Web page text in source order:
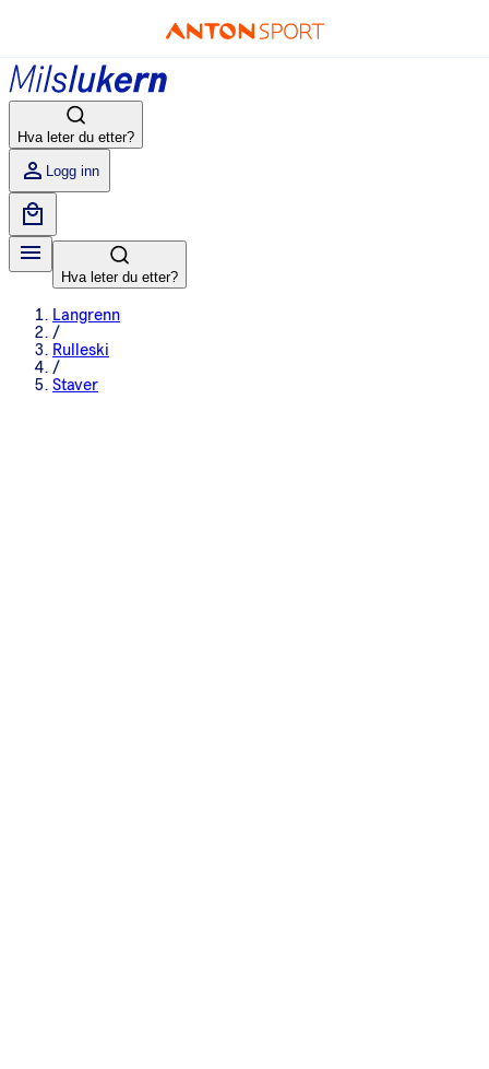
Hva leter du etter?
Logg inn
Hva leter du etter?
Langrenn
/
Rulleski
/
Staver